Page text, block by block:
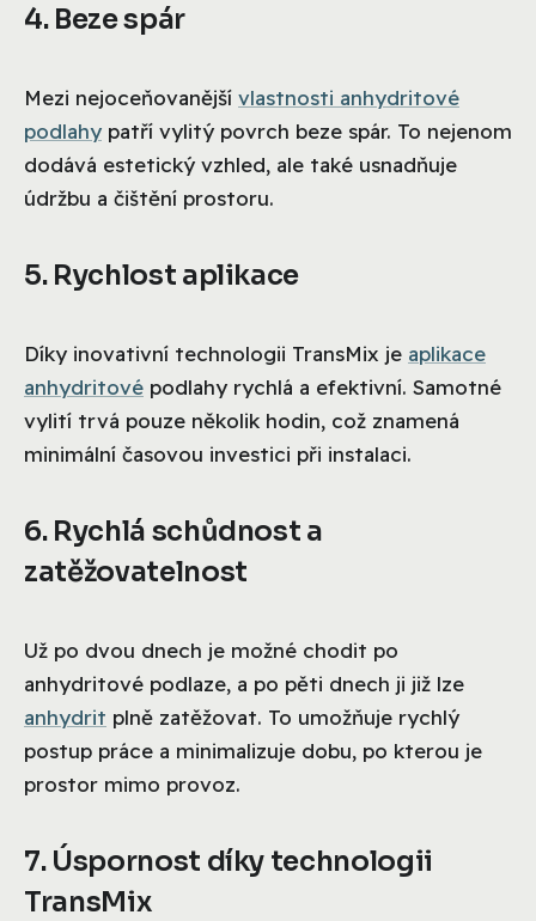
4. Beze spár
Mezi nejoceňovanější vlastnosti anhydritové
podlahy patří vylitý povrch beze spár. To nejenom
dodává estetický vzhled, ale také usnadňuje
údržbu a čištění prostoru.
5. Rychlost aplikace
Díky inovativní technologii TransMix je aplikace
anhydritové podlahy rychlá a efektivní. Samotné
vylití trvá pouze několik hodin, což znamená
minimální časovou investici při instalaci.
6. Rychlá schůdnost a
zatěžovatelnost
Už po dvou dnech je možné chodit po
anhydritové podlaze, a po pěti dnech ji již lze
anhydrit plně zatěžovat. To umožňuje rychlý
postup práce a minimalizuje dobu, po kterou je
prostor mimo provoz.
7. Úspornost díky technologii
TransMix